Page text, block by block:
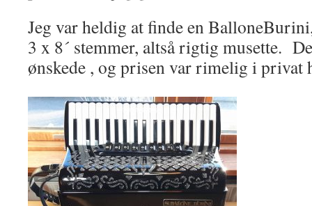
Jeg var heldig at finde en
3 x 8´ stemmer, altså rigtig musette.
ønskede , og prisen var rimelig i privat